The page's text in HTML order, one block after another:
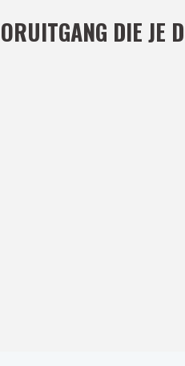
DIE JE